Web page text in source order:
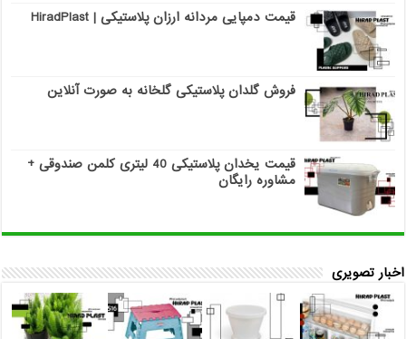
قیمت دمپایی مردانه ارزان پلاستیکی | HiradPlast
فروش گلدان پلاستیکی گلخانه به صورت آنلاین
قیمت یخدان پلاستیکی 40 لیتری کلمن صندوقی +
مشاوره رایگان
اخبار تصویری